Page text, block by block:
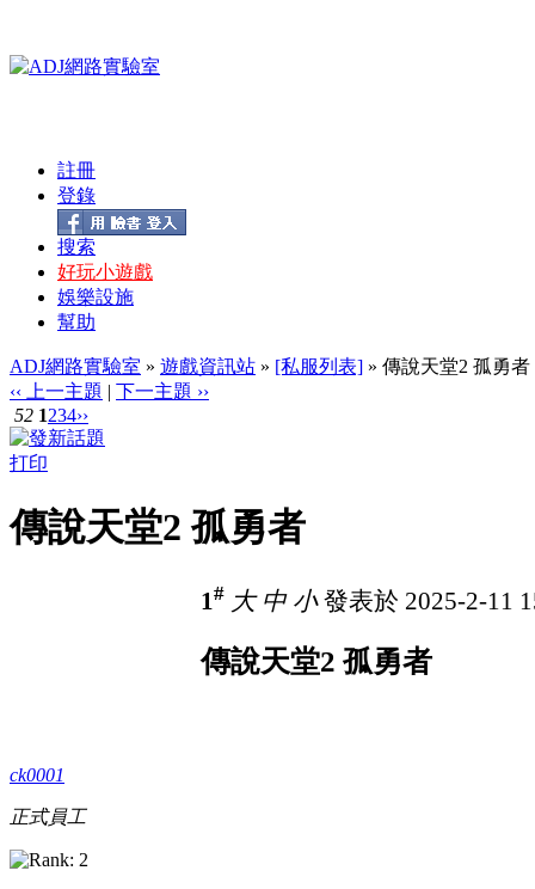
註冊
登錄
搜索
好玩小遊戲
娛樂設施
幫助
ADJ網路實驗室 » 遊戲資訊站 » [私服列表] » 傳說天堂2 孤勇者
‹‹ 上一主題 | 下一主題 ››
52 1234››
打印
傳說天堂2 孤勇者
ck0001
正式員工
1# 大 中 小發表於 2025-2-11
傳說天堂2 孤勇者